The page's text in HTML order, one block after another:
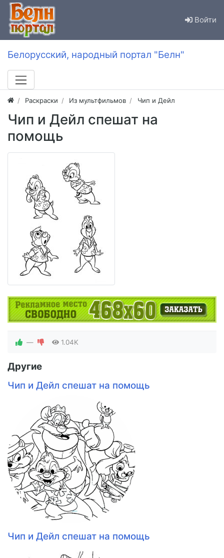
Войти
Белорусский, народный портал "Белн"
Раскраски Из мультфильмов Чип и Дейл
Чип и Дейл спешат на
помощь
— 1.04K
Другие
Чип и Дейл спешат на помощь
Чип и Дейл спешат на помощь